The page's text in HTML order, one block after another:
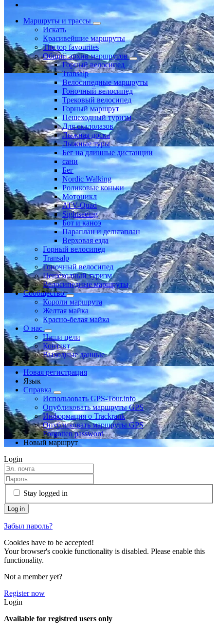
Маршруты и трассы
Искать
Красивейшие маршруты
The top favourites
Общий архив маршрутов
Горный велосипед
Transalp
Велосипедные маршруты
Гоночный велосипед
Трековый велосипед
Горный маршрут
Пешеходный туризм
Для скалолазов
Лыжная доска
Лыжные туры
Бег на длинные дистанции
сани
Бег
Nordic Walking
Роликовые коньки
Мотоцикл
ATV-Quad
Sightseeing
Бот и каноэ
Параплан и дельтаплан
Верховая езда
Горный велосипед
Transalp
Гоночный велосипед
Пешеходный туризм
Велосипедные маршруты
Сообщество
Короли маршрута
Желтая майка
Красно-белая майка
О нас
Наши цели
Контакт
Выходные данные
Новая регистрация
Язык
Справка
Использовать GPS-Tour.info
Опубликовать маршруты GPS
Информация о Trackrank
Опубликовать маршруты GPS
Forgotten password
Новый маршрут
Login
Stay logged in
Забыл пароль?
Cookies have to be accepted!
Your browser's cookie functionality is disabled. Please enable this
functionality.
Not a member yet?
Register now
Login
Available for registred users only